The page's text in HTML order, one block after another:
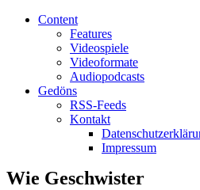
Content
Features
Videospiele
Videoformate
Audiopodcasts
Gedöns
RSS-Feeds
Kontakt
Impressum
Wie Geschwister